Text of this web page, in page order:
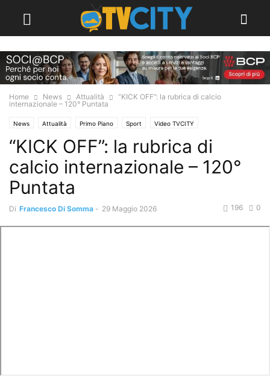
Home News Attualità
“KICK OFF”: la rubrica di calcio
internazionale – 120° Puntata
News Attualità Primo Piano Sport Video TVCITY
“KICK OFF”: la rubrica di
calcio internazionale – 120°
Puntata
Di Francesco Di Somma - 29 Maggio 2026 0
196